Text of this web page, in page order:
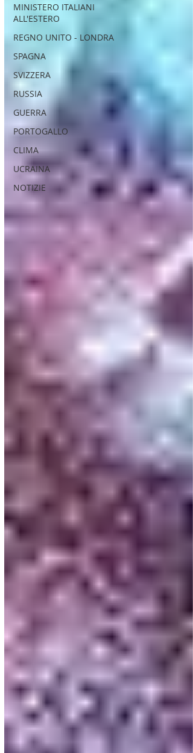
MINISTERO ITALIANI
ALL'ESTERO
REGNO UNITO - LONDRA
SPAGNA
SVIZZERA
RUSSIA
GUERRA
PORTOGALLO
CLIMA
UCRAINA
NOTIZIE